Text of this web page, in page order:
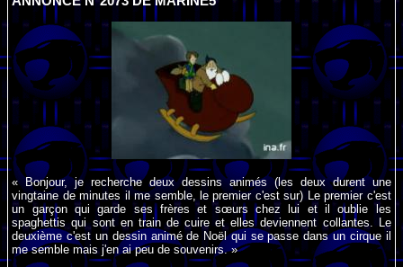
« Bonjour, je recherche deux dessins animés (les deux durent une
vingtaine de minutes il me semble, le premier c'est sur) Le premier c'est
un garçon qui garde ses frères et sœurs chez lui et il oublie les
spaghettis qui sont en train de cuire et elles deviennent collantes. Le
deuxième c'est un dessin animé de Noël qui se passe dans un cirque il
me semble mais j'en ai peu de souvenirs. »